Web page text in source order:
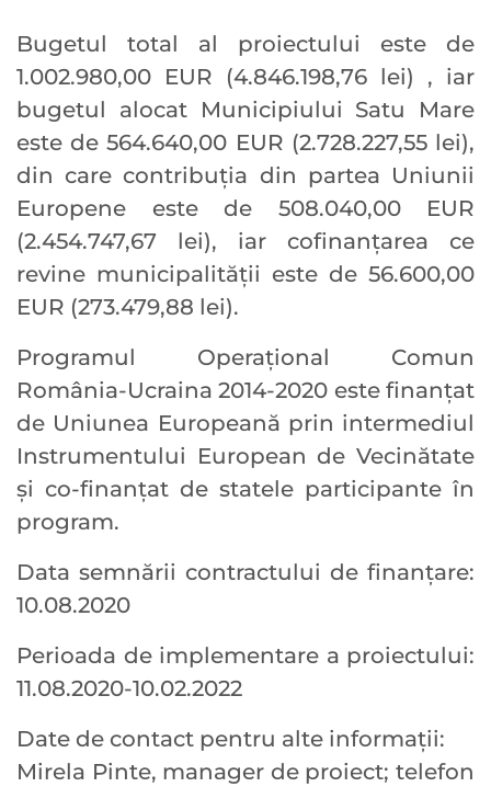
Bugetul total al proiectului este de
1.002.980,00 EUR (4.846.198,76 lei) , iar
bugetul alocat Municipiului Satu Mare
este de 564.640,00 EUR (2.728.227,55 lei),
din care contribuţia din partea Uniunii
Europene este de 508.040,00 EUR
(2.454.747,67 lei), iar cofinanţarea ce
revine municipalităţii este de 56.600,00
EUR (273.479,88 lei).
Programul Operaţional Comun
România-Ucraina 2014-2020 este finanţat
de Uniunea Europeană prin intermediul
Instrumentului European de Vecinătate
şi co-finanţat de statele participante în
program.
Data semnării contractului de finanțare:
10.08.2020
Perioada de implementare a proiectului:
11.08.2020-10.02.2022
Date de contact pentru alte informaţii:
Mirela Pinte, manager de proiect; telefon